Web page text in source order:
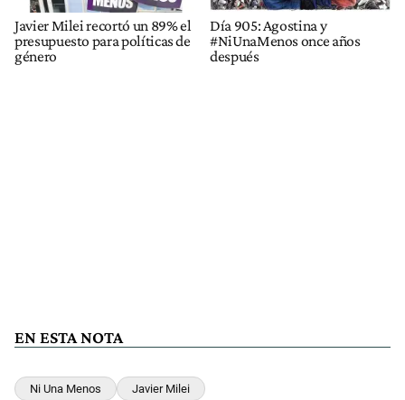
Javier Milei recortó un 89% el
presupuesto para políticas de
género
Día 905: Agostina y
#NiUnaMenos once años
después
EN ESTA NOTA
Ni Una Menos Javier Milei